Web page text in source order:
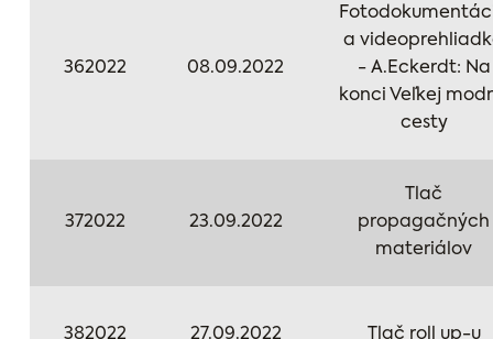
362022 08.09.2022
a
- A.Eckerdt: Na
konci Veľkej
cesty
372022 23.09.2022
Tlač
propagačných
materiálov
382022 27.09.2022 Tlač roll up-u